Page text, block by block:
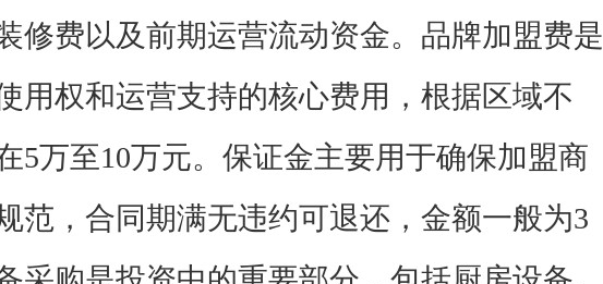
修费以及前期运营流动资金。品牌加盟费是
用权和运营支持的核心费用，根据区域不
5万至10万元。保证金主要用于确保加盟商
范，合同期满无违约可退还，金额一般为3